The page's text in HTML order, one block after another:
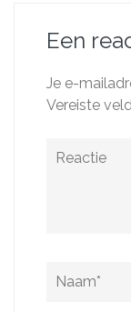
Een
Je e-
Vereiste
Reactie
Naam